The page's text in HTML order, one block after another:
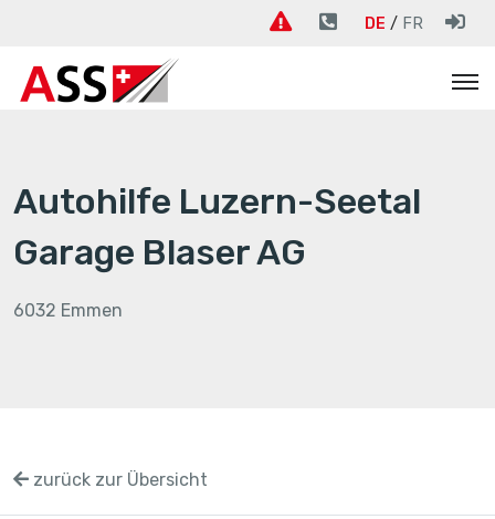
DE FR
Autohilfe Luzern-Seetal
Garage Blaser AG
6032 Emmen
zurück zur Übersicht